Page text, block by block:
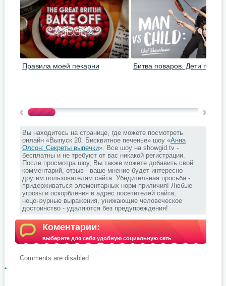
Правила моей пекарни
Битва поваров. Дети против
Вы находитесь на странице, где можете посмотреть
онлайн «Выпуск 20. Бисквитное печенье» шоу «Анна
Олсон: Секреты выпечки». Все шоу на showgid.tv -
бесплатны и не требуют от вас никакой регистрации.
После просмотра шоу, Вы также можете добавить свой
комментарий, отзыв - ваше мнение будет интересно
другим пользователям сайта. Убедительная просьба -
придерживаться элементарных норм приличия! Любые
угрозы и оскорбления в адрес посетителей сайта,
нецензурные выражения, унижающие человеческое
достоинство - удаляются без предупреждения!
Коментарии:
выберите для себя удобную социальную сеть
Comments are disabled
.